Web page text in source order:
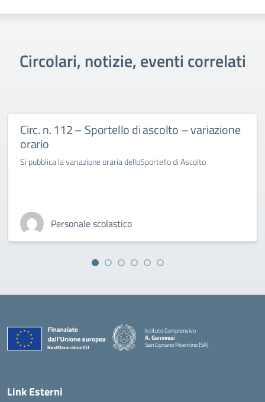
Circolari, notizie, eventi correlati
Circ. n. 112 – Sportello di ascolto – variazione
orario
Si pubblica la variazione oraria delloSportello di Ascolto
Personale scolastico
Istituto Comprensivo
A. Genovesi
San Cipriano Picentino (SA)
— Visita la pagina iniziale della scuola
Link Esterni